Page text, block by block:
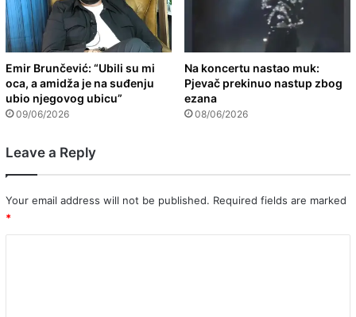
Emir Brunčević: “Ubili su mi
oca, a amidža je na suđenju
ubio njegovog ubicu”
09/06/2026
Na koncertu nastao muk:
Pjevač prekinuo nastup zbog
ezana
08/06/2026
Leave a Reply
Your email address will not be published. Required fields are marked
*